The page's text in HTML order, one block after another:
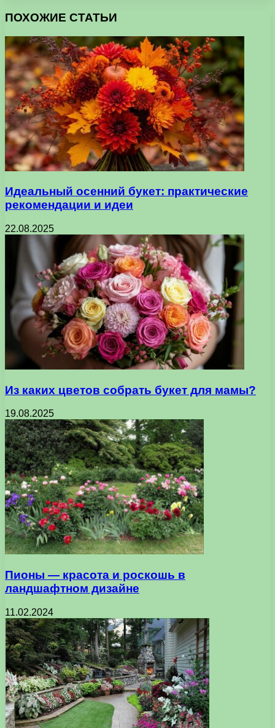
ПОХОЖИЕ СТАТЬИ
Идеальный осенний букет: практические
рекомендации и идеи
22.08.2025
Из каких цветов собрать букет для мамы?
19.08.2025
Пионы — красота и роскошь в
ландшафтном дизайне
11.02.2024